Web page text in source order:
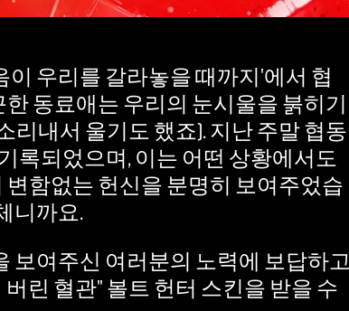
우리를 갈라놓을 때까지'에서 협
동료애는 우리의 눈시울을 붉히기
리내서 울기도 했죠). 지난 주말 협동
록되었으며, 이는 어떤 상황에서도
함없는 헌신을 분명히 보여주었습
니까요.
보여주신 여러분의 노력에 보답하고
린 혈관" 볼트 헌터 스킨을 받을 수